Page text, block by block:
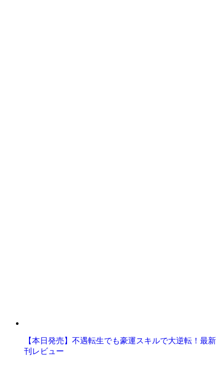
【本日発売】不遇転生でも豪運スキルで大逆転！最新
刊レビュー